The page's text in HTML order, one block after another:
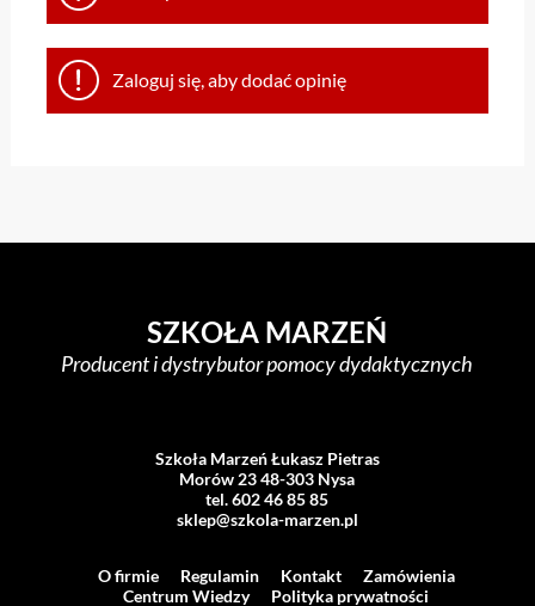
Zaloguj się, aby dodać opinię
SZKOŁA MARZEŃ
Producent i dystrybutor pomocy dydaktycznych
Szkoła Marzeń Łukasz Pietras
Morów 23 48-303 Nysa
tel. 602 46 85 85
sklep@szkola-marzen.pl
O firmie Regulamin Kontakt
Zamówienia
Centrum Wiedzy
Polityka prywatności